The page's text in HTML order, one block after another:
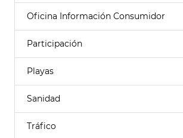
Oficina Información Consumidor
Participación
Playas
Sanidad
Tráfico